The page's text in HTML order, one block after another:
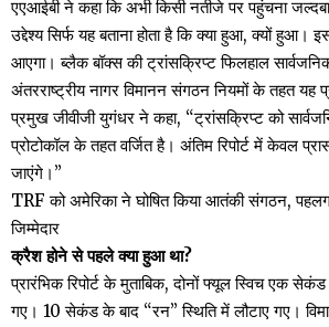
एएआईबी ने कहा कि अभी किसी नतीजे पर पहुंचना
उद्देश्य सिर्फ यह बताना होता है कि क्या हुआ, क्यों हुआ।
आएगा। ब्लैक बॉक्स की ट्रांसक्रिप्ट फिलहाल
अंतरराष्ट्रीय नागर विमानन संगठन नियमों के तहत यह
प्रमुख जीवीजी युगंधर ने कहा, “ट्रांसक्रिप्ट को
प्रोटोकॉल के तहत वर्जित है। अंतिम रिपोर्ट में केवल
जाएंगे।”
TRF को अमेरिका ने घोषित किया आतंकी संगठन,
जिम्मेदार
क्रैश होने से पहले क्या हुआ था?
प्रारंभिक रिपोर्ट के मुताबिक, दोनों फ्यूल स्विच एक
गए। 10 सेकंड के बाद “रन” स्थिति में लौटाए गए।